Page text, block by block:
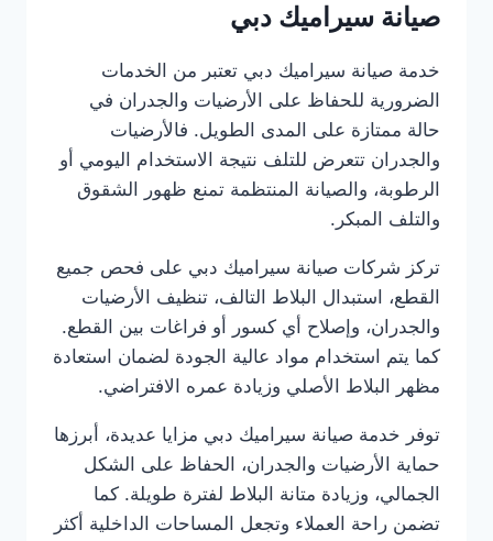
صيانة سيراميك دبي
خدمة صيانة سيراميك دبي تعتبر من الخدمات
الضرورية للحفاظ على الأرضيات والجدران في
حالة ممتازة على المدى الطويل. فالأرضيات
والجدران تتعرض للتلف نتيجة الاستخدام اليومي أو
الرطوبة، والصيانة المنتظمة تمنع ظهور الشقوق
والتلف المبكر.
تركز شركات صيانة سيراميك دبي على فحص جميع
القطع، استبدال البلاط التالف، تنظيف الأرضيات
والجدران، وإصلاح أي كسور أو فراغات بين القطع.
كما يتم استخدام مواد عالية الجودة لضمان استعادة
مظهر البلاط الأصلي وزيادة عمره الافتراضي.
توفر خدمة صيانة سيراميك دبي مزايا عديدة، أبرزها
حماية الأرضيات والجدران، الحفاظ على الشكل
الجمالي، وزيادة متانة البلاط لفترة طويلة. كما
تضمن راحة العملاء وتجعل المساحات الداخلية أكثر